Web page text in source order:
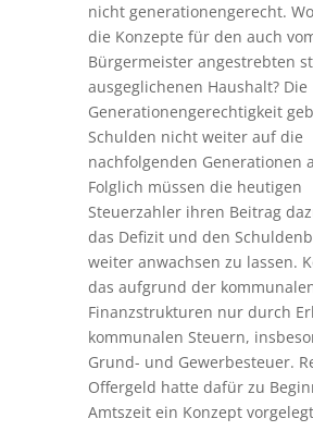
nicht generationengerecht.
die Konzepte für den auch
Bürgermeister angestrebten
ausgeglichenen Haushalt? Die
Generationengerechtigkeit
Schulden nicht weiter auf die
nachfolgenden Generationen
Folglich müssen die heutigen
Steuerzahler ihren Beitrag
das Defizit und den
weiter anwachsen zu lassen.
das aufgrund der
Finanzstrukturen nur durch
kommunalen Steuern,
Grund- und Gewerbesteuer.
Offergeld hatte dafür zu
Amtszeit ein Konzept